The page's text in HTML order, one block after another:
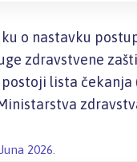
o nastavku
zdravstvene
postoji lista čekanja
2026.